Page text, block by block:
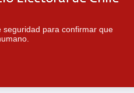
seguridad para confirmar que